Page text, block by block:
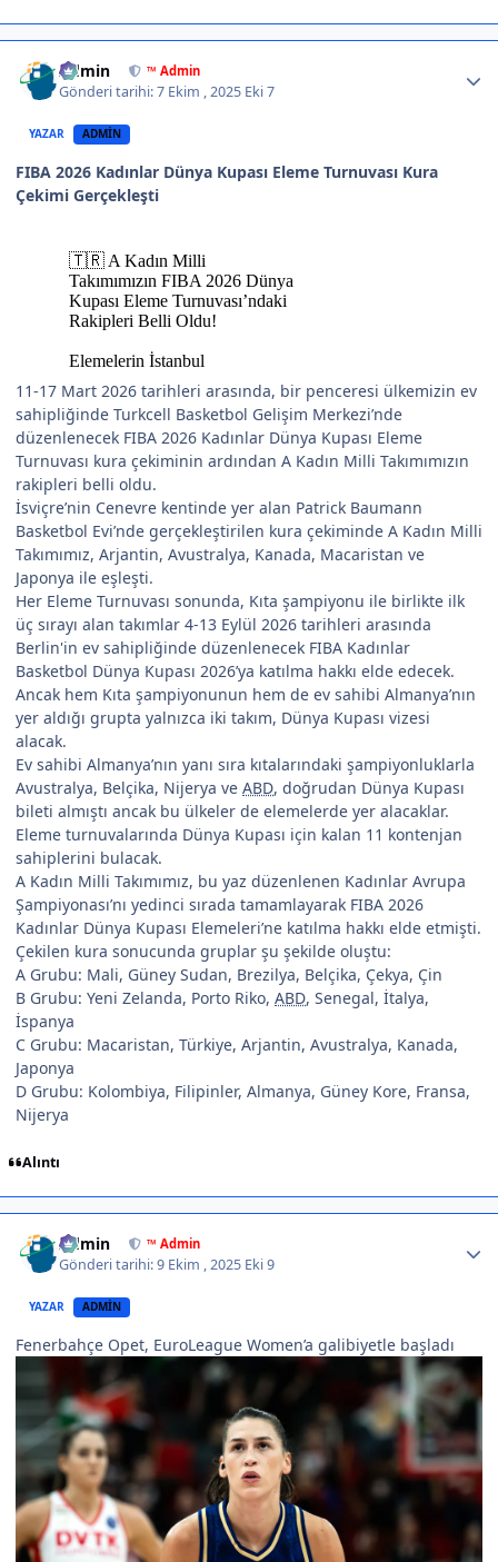
Admin ™ Admin
Gönderi tarihi:7 Ekim , 2025 Eki 7
YAZAR ADMIN
FIBA 2026 Kadınlar Dünya Kupası Eleme Turnuvası Kura
Çekimi Gerçekleşti
11-17 Mart 2026 tarihleri arasında, bir penceresi ülkemizin ev
sahipliğinde Turkcell Basketbol Gelişim Merkezi’nde
düzenlenecek FIBA 2026 Kadınlar Dünya Kupası Eleme
Turnuvası kura çekiminin ardından A Kadın Milli Takımımızın
rakipleri belli oldu.
İsviçre’nin Cenevre kentinde yer alan Patrick Baumann
Basketbol Evi’nde gerçekleştirilen kura çekiminde A Kadın Milli
Takımımız, Arjantin, Avustralya, Kanada, Macaristan ve
Japonya ile eşleşti.
Her Eleme Turnuvası sonunda, Kıta şampiyonu ile birlikte ilk
üç sırayı alan takımlar 4-13 Eylül 2026 tarihleri arasında
Berlin'in ev sahipliğinde düzenlenecek FIBA Kadınlar
Basketbol Dünya Kupası 2026’ya katılma hakkı elde edecek.
Ancak hem Kıta şampiyonunun hem de ev sahibi Almanya’nın
yer aldığı grupta yalnızca iki takım, Dünya Kupası vizesi
alacak.
Ev sahibi Almanya’nın yanı sıra kıtalarındaki şampiyonluklarla
Avustralya, Belçika, Nijerya ve ABD, doğrudan Dünya Kupası
bileti almıştı ancak bu ülkeler de elemelerde yer alacaklar.
Eleme turnuvalarında Dünya Kupası için kalan 11 kontenjan
sahiplerini bulacak.
A Kadın Milli Takımımız, bu yaz düzenlenen Kadınlar Avrupa
Şampiyonası’nı yedinci sırada tamamlayarak FIBA 2026
Kadınlar Dünya Kupası Elemeleri’ne katılma hakkı elde etmişti.
Çekilen kura sonucunda gruplar şu şekilde oluştu:
A Grubu: Mali, Güney Sudan, Brezilya, Belçika, Çekya, Çin
B Grubu: Yeni Zelanda, Porto Riko, ABD, Senegal, İtalya,
İspanya
C Grubu: Macaristan, Türkiye, Arjantin, Avustralya, Kanada,
Japonya
D Grubu: Kolombiya, Filipinler, Almanya, Güney Kore, Fransa,
Nijerya
Alıntı
Admin ™ Admin
Gönderi tarihi:9 Ekim , 2025 Eki 9
YAZAR ADMIN
Fenerbahçe Opet, EuroLeague Women’a galibiyetle başladı